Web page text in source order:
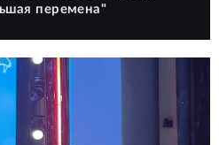
перемена"